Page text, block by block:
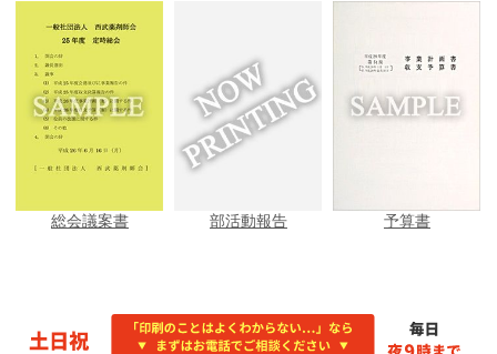
総会議案書 部活動報告 予算書